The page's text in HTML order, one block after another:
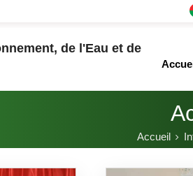
de l'Eau et de
Accueil